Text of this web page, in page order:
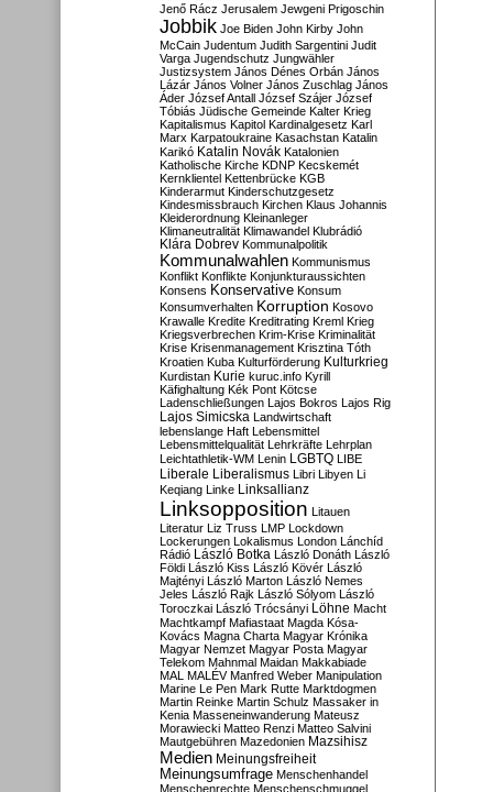
Jenő Rácz Jerusalem Jewgeni Prigoschin
Jobbik Joe Biden John Kirby John
McCain Judentum Judith Sargentini Judit
Varga Jugendschutz Jungwähler
Justizsystem János Dénes Orbán János
Lázár János Volner János Zuschlag János
Áder József Antall József Szájer József
Tóbiás Jüdische Gemeinde Kalter Krieg
Kapitalismus Kapitol Kardinalgesetz Karl
Marx Karpatoukraine Kasachstan Katalin
Karikó Katalin Novák Katalonien
Katholische Kirche KDNP Kecskemét
Kernklientel Kettenbrücke KGB
Kinderarmut Kinderschutzgesetz
Kindesmissbrauch Kirchen Klaus Johannis
Kleiderordnung Kleinanleger
Klimaneutralität Klimawandel Klubrádió
Klára Dobrev Kommunalpolitik
Kommunalwahlen Kommunismus
Konflikt Konflikte Konjunkturaussichten
Konsens Konservative Konsum
Konsumverhalten Korruption Kosovo
Krawalle Kredite Kreditrating Kreml Krieg
Kriegsverbrechen Krim-Krise Kriminalität
Krise Krisenmanagement Krisztina Tóth
Kroatien Kuba Kulturförderung Kulturkrieg
Kurdistan Kurie kuruc.info Kyrill
Käfighaltung Kék Pont Kötcse
Ladenschließungen Lajos Bokros Lajos Rig
Lajos Simicska Landwirtschaft
lebenslange Haft Lebensmittel
Lebensmittelqualität Lehrkräfte Lehrplan
Leichtathletik-WM Lenin LGBTQ LIBE
Liberale Liberalismus Libri Libyen Li
Keqiang Linke Linksallianz
Linksopposition Litauen
Literatur Liz Truss LMP Lockdown
Lockerungen Lokalismus London Lánchíd
Rádió
László Botka László Donáth László
Földi László Kiss László Kövér László
Majtényi László Marton László Nemes
Jeles László Rajk László Sólyom László
Toroczkai László Trócsányi Löhne Macht
Machtkampf Mafiastaat Magda Kósa-
Kovács Magna Charta Magyar Krónika
Magyar Nemzet Magyar Posta Magyar
Telekom Mahnmal Maidan Makkabiade
MAL MALÉV Manfred Weber Manipulation
Marine Le Pen Mark Rutte Marktdogmen
Martin Reinke Martin Schulz Massaker in
Kenia Masseneinwanderung Mateusz
Morawiecki Matteo Renzi Matteo Salvini
Mautgebühren Mazedonien Mazsihisz
Medien Meinungsfreiheit
Meinungsumfrage Menschenhandel
Menschenrechte Menschenschmuggel